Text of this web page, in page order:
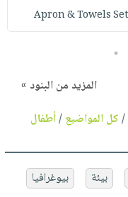
Apron & Towels Set
5
المزيد من البنود »
/كل المواضيع/أطفال
بيئة
بيوغرافيا